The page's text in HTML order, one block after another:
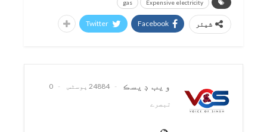
Expensive electricity
gas
شیئر Facebook
Twitter
ويب ڊيسڪ 24884 پوسٹس
0
تبصرے